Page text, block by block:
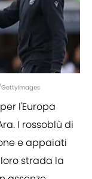
GettyImages
l'Europa
I rossoblù di
e appaiati
strada la